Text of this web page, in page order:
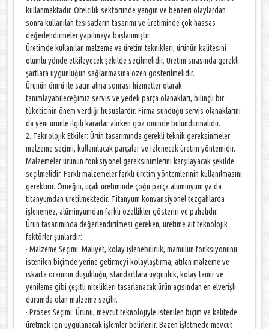
kullanmaktadır. Otelcilik sektöründe yangın ve benzeri olaylardan
sonra kullanılan tesisatların tasarımı ve üretiminde çok hassas
değerlendirmeler yapılmaya başlanmıştır.
Üretimde kullanılan malzeme ve üretim teknikleri, ürünün kalitesini
olumlu yönde etkileyecek şekilde seçilmelidir. Üretim sırasında gerekli
şartlara uygunluğun sağlanmasına özen gösterilmelidir.
Ürünün ömrü ile satın alma sonrası hizmetler olarak
tanımlayabileceğimiz servis ve yedek parça olanakları, bilinçli bir
tüketicinin önem verdiği hususlardır. Firma sunduğu servis olanaklarını
da yeni ürünle ilgili kararlar alırken göz önünde bulundurmalıdır.
2. Teknolojik Etkiler: Ürün tasarımında gerekli teknik gereksinmeler
malzeme seçimi, kullanılacak parçalar ve izlenecek üretim yöntemidir.
Malzemeler ürünün fonksiyonel gereksinimlerini karşılayacak şekilde
seçilmelidir. Farklı malzemeler farklı üretim yöntemlerinin kullanılmasını
gerektirir. Örneğin, uçak üretiminde çoğu parça alüminyum ya da
titanyumdan üretilmektedir. Titanyum konvansiyonel tezgahlarda
işlenemez, alüminyumdan farklı özellikler gösteriri ve pahalıdır.
Ürün tasarımında değerlendirilmesi gereken, üretime ait teknolojik
faktörler şunlardır:
· Malzeme Seçimi: Maliyet, kolay işlenebilirlik, mamulün fonksiyonunu
istenilen biçimde yerine getirmeyi kolaylaştırma, atılan malzeme ve
ıskarta oranının düşüklüğü, standartlara uygunluk, kolay tamir ve
yenileme gibi çeşitli nitelikleri tasarlanacak ürün açısından en elverişli
durumda olan malzeme seçilir.
· Proses Seçimi: Ürünü, mevcut teknolojiyle istenilen biçim ve kalitede
üretmek için uygulanacak işlemler belirlenir. Bazen işletmede mevcut